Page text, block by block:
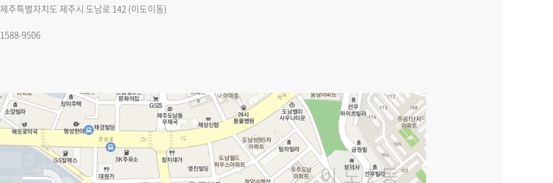
제주특별자치도 제주시 도남로 142 (이도이동)
1588-9506